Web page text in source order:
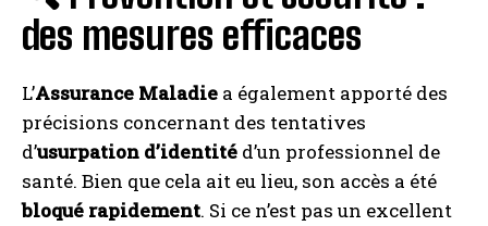
des mesures efficaces
L’Assurance Maladie a également apporté des
précisions concernant des tentatives
d’usurpation d’identité d’un professionnel de
santé. Bien que cela ait eu lieu, son accès a été
bloqué rapidement. Si ce n’est pas un excellent